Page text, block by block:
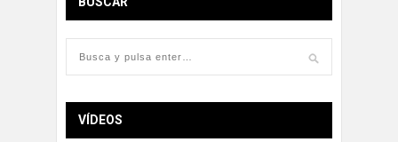
VÍDEOS